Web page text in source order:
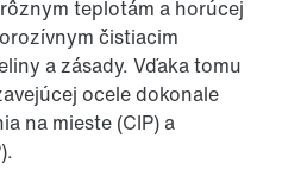
teplotám a horúcej
čistiacim
a zásady. Vďaka tomu
ocele dokonale
na mieste (CIP) a